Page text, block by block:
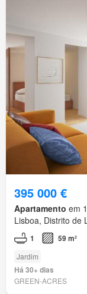
395 000 €
Apartamento em
Lisboa, Distrito de
1 59 m²
Jardim
Há 30+ dias
GREEN-ACRES